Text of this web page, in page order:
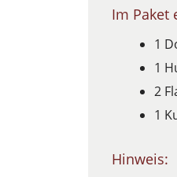
Im Paket
1
1
2
1
Hinweis: